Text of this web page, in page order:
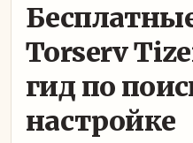
Torserv
гид по
настройке